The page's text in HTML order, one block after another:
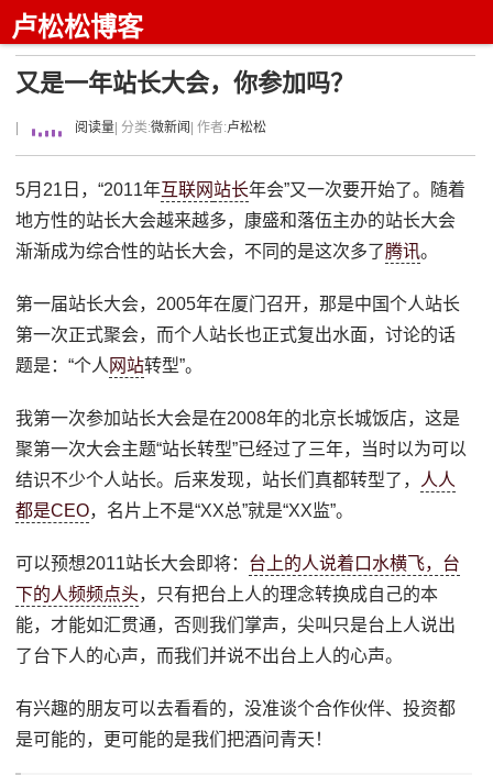
卢松松博客
又是一年站长大会，你参加吗？
阅读量 | 分类:微新闻 | 作者:卢松松
5月21日，“2011年互联网 站长年会”又一次要开始了。随着
地方性的站长大会越来越多，康盛和落伍主办的站长大会
渐渐成为综合性的站长大会，不同的是这次多了腾讯。
第一届站长大会，2005年在厦门召开，那是中国个人站长
第一次正式聚会，而个人站长也正式复出水面，讨论的话
题是：“个人 网站转型”。
我第一次参加站长大会是在2008年的北京长城饭店，这是
聚第一次大会主题“站长转型”已经过了三年，当时以为可以
结识不少个人站长。后来发现，站长们真都转型了， 人人
都是CEO，名片上不是“XX总”就是“XX监”。
可以预想2011站长大会即将： 台上的人说着口水横飞，台
下的人频频点头，只有把台上人的理念转换成自己的本
能，才能如汇贯通，否则我们掌声，尖叫只是台上人说出
了台下人的心声，而我们并说不出台上人的心声。
有兴趣的朋友可以去看看的，没准谈个合作伙伴、投资都
是可能的，更可能的是我们把酒问青天！